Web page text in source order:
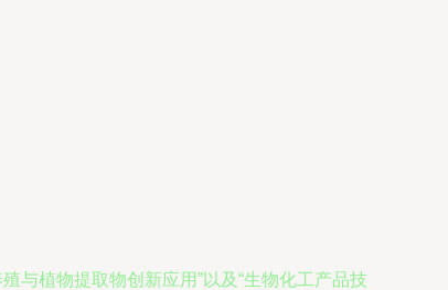
与植物提取物创新应用”以及“生物化工产品技